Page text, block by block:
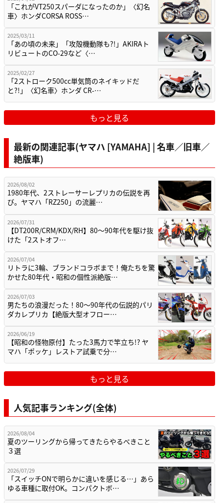
「これがVT250スパーダになったのか」〈幻名
車〉ホンダCORSA ROSS…
2025/03/11
「あの頃の未来」「攻殻機動隊も?!」AKIRAト
リビュートのCO-29など〈…
2025/02/27
「2ストローク500cc単気筒のネイキッドだ
と?!」〈幻名車〉ホンダ CR-…
もっと見る
最新の関連記事(ヤマハ [YAMAHA] | 名車／旧車／
絶版車)
2026/08/02
1980年代、2ストレーサーレプリカの伝説を再
び。ヤマハ「RZ250」の流麗…
2026/07/31
【DT200R/CRM/KDX/RH】80〜90年代を駆け抜
けた「2ストオフ…
2026/07/04
リトラに3輪、ブランドコラボまで！俺たちを驚
かせた80年代・昭和の個性派絶版…
2026/07/03
男たちの浪漫だった！80〜90年代の伝説的パリ
ダカレプリカ【絶版大型オフロー…
2026/06/19
【昭和の怪物原付】たった3馬力で竿立ち!? ヤ
マハ「ポッケ」レストア試乗で分…
もっと見る
人気記事ランキング(全体)
2026/08/04
夏のツーリングから帰ってきたらやるべきこと
３選
2026/07/29
「スイッチONで明らかに違いを感じる…」あら
ゆる車種に取付OK。コンパクトボ…